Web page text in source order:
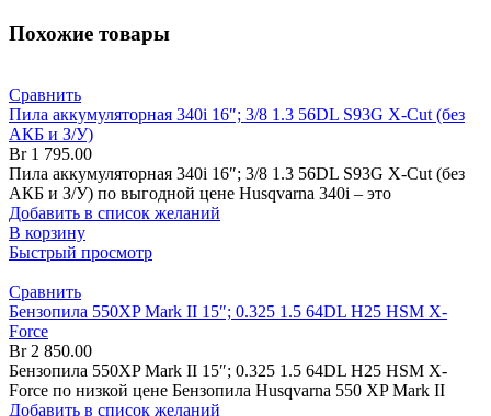
Похожие товары
Сравнить
Пила аккумуляторная 340i 16″; 3/8 1.3 56DL S93G X-Cut (без
АКБ и З/У)
Br1 795.00
Пила аккумуляторная 340i 16″; 3/8 1.3 56DL S93G X-Cut (без
АКБ и З/У) по выгодной цене Husqvarna 340i – это
Добавить в список желаний
В корзину
Быстрый просмотр
Сравнить
Бензопила 550XP Mark II 15″; 0.325 1.5 64DL H25 HSM X-
Force
Br2 850.00
Бензопила 550XP Mark II 15″; 0.325 1.5 64DL H25 HSM X-
Force по низкой цене Бензопила Husqvarna 550 XP Mark II
Добавить в список желаний